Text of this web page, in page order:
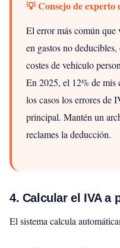
💡 Consejo de
El error más común que
en gastos no
costes de vehículo
En 2025, el 12% de mis
los casos los errores de
principal. Mantén un
reclames la deducción.
4. Calcular el IVA a
El sistema calcula